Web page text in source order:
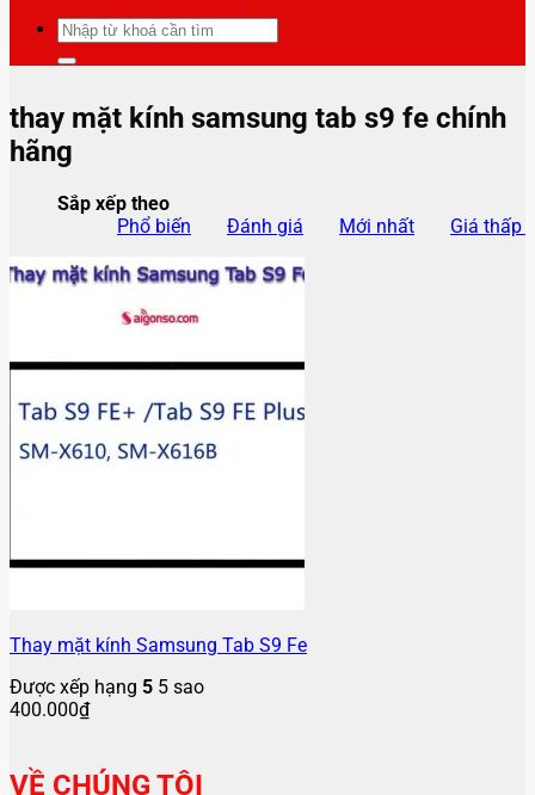
Tìm
kiếm:
thay mặt kính samsung tab s9 fe chính
hãng
Sắp xếp theo
Phổ biến
Đánh giá Mới nhất Giá thấp
Thay mặt kính Samsung Tab S9 Fe
Được xếp hạng 5 5 sao
400.000₫
VỀ CHÚNG TÔI